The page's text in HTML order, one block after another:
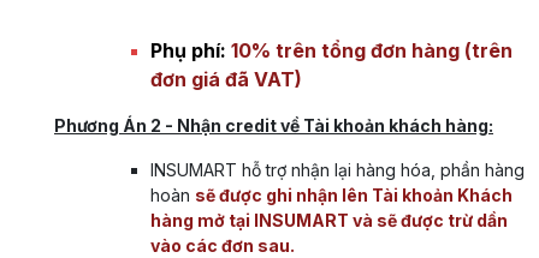
Phụ phí: 10% trên tổng đơn hàng (trên
đơn giá đã VAT)
Phương Án 2 - Nhận credit về Tài khoản khách hàng:
INSUMART hỗ trợ nhận lại hàng hóa, phần hàng
hoàn sẽ được ghi nhận lên Tài khoản Khách
hàng mở tại INSUMART và sẽ được trừ dần
vào các đơn sau.